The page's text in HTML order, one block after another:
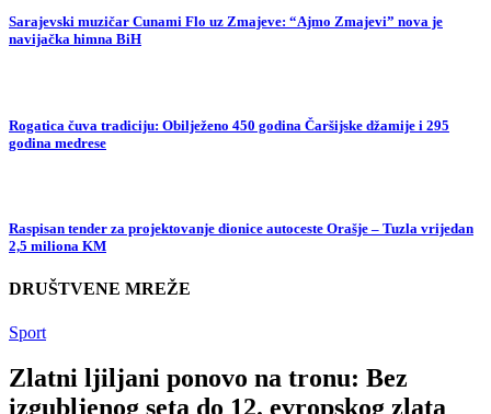
Sarajevski muzičar Cunami Flo uz Zmajeve: “Ajmo Zmajevi” nova je
navijačka himna BiH
Rogatica čuva tradiciju: Obilježeno 450 godina Čaršijske džamije i 295
godina medrese
Raspisan tender za projektovanje dionice autoceste Orašje – Tuzla vrijedan
2,5 miliona KM
DRUŠTVENE MREŽE
Sport
Zlatni ljiljani ponovo na tronu: Bez
izgubljenog seta do 12. evropskog zlata